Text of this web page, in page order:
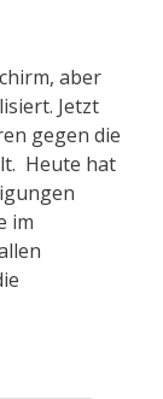
aber
Jetzt
gegen die
Heute hat
im